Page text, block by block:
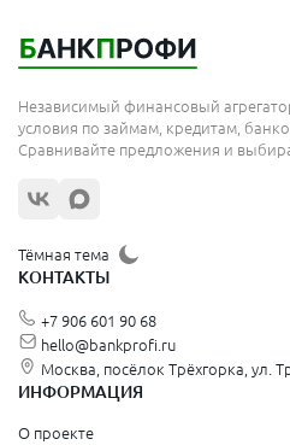
Независимый финансовый
условия по займам, кредитам,
Сравнивайте предложения и
Тёмная тема
КОНТАКТЫ
+7 906 601 90 68
hello@bankprofi.ru
Москва, посёлок Трёхгорка, ул.
ИНФОРМАЦИЯ
О проекте